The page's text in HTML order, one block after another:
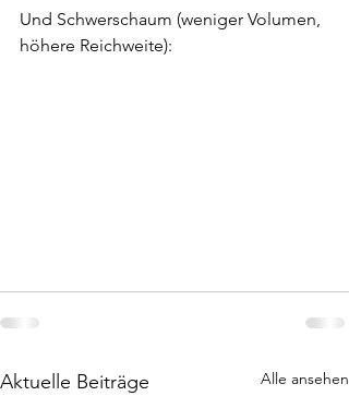
Und Schwerschaum (weniger Volumen,
höhere Reichweite):
Aktuelle Beiträge Alle ansehen